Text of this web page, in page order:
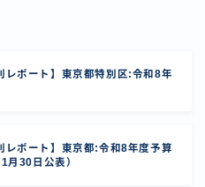
レポート】東京都特別区:令和8年
レポート】東京都:令和8年度予算
月30日公表）